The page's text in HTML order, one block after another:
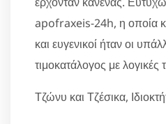
apofraxeis-24h, η οποία
και ευγενικοί ήταν οι
τιμοκατάλογος με
Τζώνυ και Τζέσικα,